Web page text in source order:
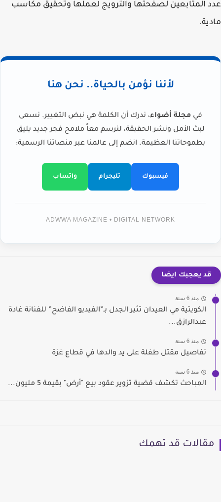
عدد المتابعين لصفحتها والترويج لعملها وتحقيق مكاسب
مادية.
لأننا نؤمن بالحياة.. نحن هنا
في مجلة أضواء، ندرك أن الكلمة هي نبض التغيير. نسعى
لبث الأمل ونشر الحقيقة، لنرسم معاً ملامح فجر جديد يليق
بطموحاتنا العظيمة. انضم إلى عالمنا عبر منصاتنا الرسمية:
فيسبوك تليجرام واتساب
ADWWA MAGAZINE • DIGITAL NETWORK
قد يعجبك ايضا
منذ 6 سنة
الكويتية مي العيدان تثير الجدل بـ”الفيديو الفاضح” للفنانة غادة
عبدالرازق...
منذ 6 سنة
تفاصيل مقتل طفلة على يد والدها في قطاع غزة
منذ 6 سنة
المباحث تكشف قضية تزوير عقود بيع "أرض" بقيمة 5 مليون...
مقالات قد تهمك